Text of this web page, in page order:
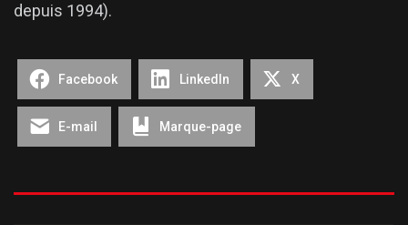
depuis 1994).
Facebook LinkedIn X
E-mail Marque-page